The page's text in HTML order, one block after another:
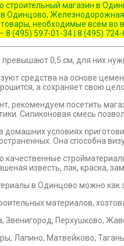
строительный магазин в
Одинцово, Железнодорожная
необходимые всем
— 8 (495) 597-01-34 | 8 (495)
0,5 см, для них
средства на основе
а сохраняет свою
рекомендуем посетить
Силиконовая смесь
условиях
Она способна
качественные
известь, лак, краска,
в Одинцово можно как
материалов,
Перхушково,
Лапино, Матвейково,